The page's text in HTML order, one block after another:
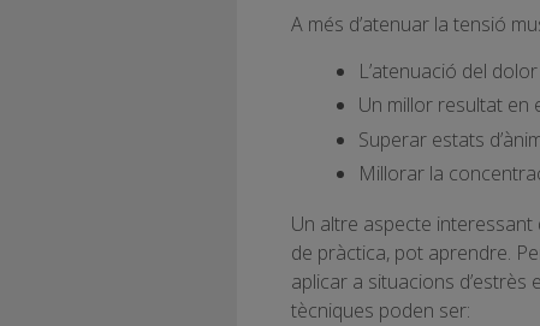
A més d’atenuar la tensió
L’atenuació del
Un millor resultat en
Superar estats
Millorar la
Un altre aspecte interessant
de pràctica, pot aprendre.
aplicar a situacions d’estrès
tècniques poden ser: